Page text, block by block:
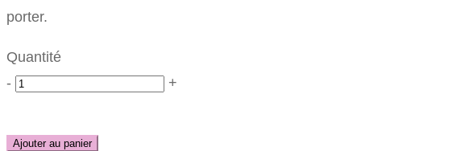
porter.
Quantité
- Quantité +
Ajouter au panier